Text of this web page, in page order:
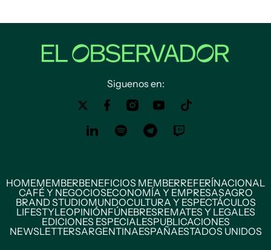
Siguenos en:
HOMEMEMBERBENEFICIOS MEMBERREFERÍNACIONAL
CAFÉ Y NEGOCIOSECONOMÍA Y EMPRESASAGRO
BRAND STUDIOMUNDOCULTURA Y ESPECTÁCULOS
LIFESTYLEOPINIÓNFÚNEBRESREMATES Y LEGALES
EDICIONES ESPECIALESPUBLICACIONES
NEWSLETTERSARGENTINAESPAÑAESTADOS UNIDOS